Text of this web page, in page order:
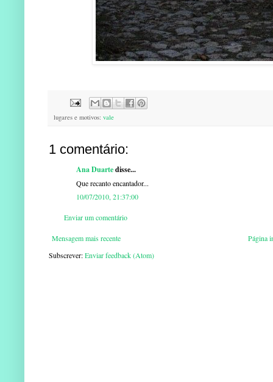
lugares e motivos: vale
1 comentário:
Ana Duartedisse...
Que recanto encantador...
10/07/2010, 21:37:00
Enviar um comentário
Mensagem mais recente
Página
Subscrever:Enviar feedback (Atom)